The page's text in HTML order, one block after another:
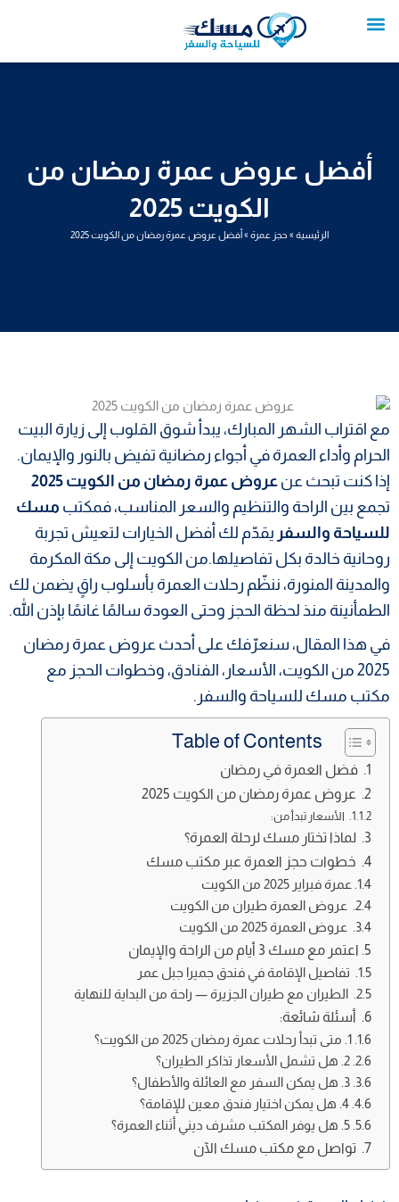
إلى
أفضل عروض عمرة رمضان من
الكويت 2025
الرئيسية» حجز عمرة»أفضل عروض عمرة رمضان من الكويت 2025
مع اقتراب الشهر المبارك، يبدأ شوق القلوب إلى زيارة البيت
الحرام وأداء العمرة في أجواء رمضانية تفيض بالنور والإيمان.
إذا كنت تبحث عن عروض عمرة رمضان من الكويت 2025
تجمع بين الراحة والتنظيم والسعر المناسب، فمكتب مسك
للسياحة والسفر يقدّم لك أفضل الخيارات لتعيش تجربة
روحانية خالدة بكل تفاصيلها.من الكويت إلى مكة المكرمة
والمدينة المنورة، ننظّم رحلات العمرة بأسلوب راقٍ يضمن لك
الطمأنينة منذ لحظة الحجز وحتى العودة سالمًا غانمًا بإذن الله.
في هذا المقال، سنعرّفك على أحدث عروض عمرة رمضان
2025 من الكويت، الأسعار، الفنادق، وخطوات الحجز مع
مكتب مسك للسياحة والسفر.
Table of Contents
فضل العمرة في رمضان
عروض عمرة رمضان من الكويت 2025
الأسعار تبدأ من:
لماذا تختار مسك لرحلة العمرة؟
خطوات حجز العمرة عبر مكتب مسك
عمرة فبراير 2025 من الكويت
عروض العمرة طيران من الكويت
عروض العمرة 2025 من الكويت
اعتمر مع مسك 3 أيام من الراحة والإيمان
تفاصيل الإقامة في فندق جميرا جبل عمر
الطيران مع طيران الجزيرة — راحة من البداية للنهاية
أسئلة شائعة:
1. متى تبدأ رحلات عمرة رمضان 2025 من الكويت؟
2. هل تشمل الأسعار تذاكر الطيران؟
3. هل يمكن السفر مع العائلة والأطفال؟
4. هل يمكن اختيار فندق معين للإقامة؟
5. هل يوفر المكتب مشرف ديني أثناء العمرة؟
تواصل مع مكتب مسك الآن